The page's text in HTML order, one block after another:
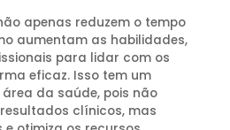
apenas reduzem o tempo
aumentam as habilidades,
para lidar com os
eficaz. Isso tem um
da saúde, pois não
clínicos, mas